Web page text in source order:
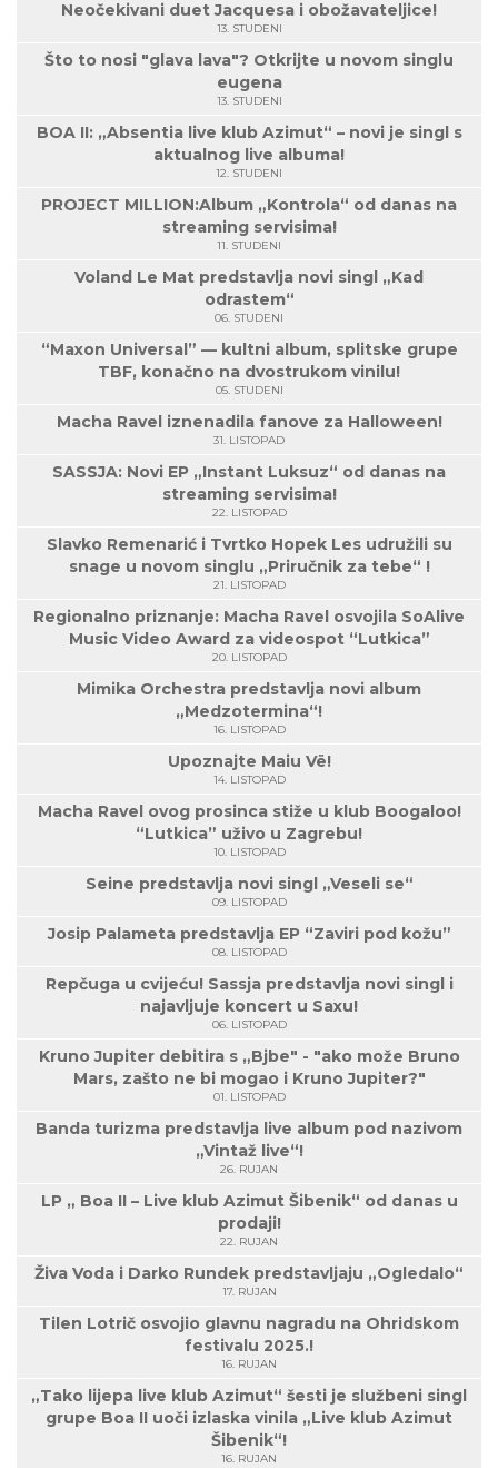
Neočekivani duet Jacquesa i obožavateljice!
13. STUDENI
Što to nosi "glava lava"? Otkrijte u novom singlu
eugena
13. STUDENI
BOA II: „Absentia live klub Azimut“ – novi je singl s
aktualnog live albuma!
12. STUDENI
PROJECT MILLION:Album „Kontrola“ od danas na
streaming servisima!
11. STUDENI
Voland Le Mat predstavlja novi singl „Kad
odrastem“
06. STUDENI
“Maxon Universal” — kultni album, splitske grupe
TBF, konačno na dvostrukom vinilu!
05. STUDENI
Macha Ravel iznenadila fanove za Halloween!
31. LISTOPAD
SASSJA: Novi EP „Instant Luksuz“ od danas na
streaming servisima!
22. LISTOPAD
Slavko Remenarić i Tvrtko Hopek Les udružili su
snage u novom singlu „Priručnik za tebe“ !
21. LISTOPAD
Regionalno priznanje: Macha Ravel osvojila SoAlive
Music Video Award za videospot “Lutkica”
20. LISTOPAD
Mimika Orchestra predstavlja novi album
„Medzotermina“!
16. LISTOPAD
Upoznajte Maiu Vë!
14. LISTOPAD
Macha Ravel ovog prosinca stiže u klub Boogaloo!
“Lutkica” uživo u Zagrebu!
10. LISTOPAD
Seine predstavlja novi singl „Veseli se“
09. LISTOPAD
Josip Palameta predstavlja EP “Zaviri pod kožu”
08. LISTOPAD
Repčuga u cvijeću! Sassja predstavlja novi singl i
najavljuje koncert u Saxu!
06. LISTOPAD
Kruno Jupiter debitira s „Bjbe" - "ako može Bruno
Mars, zašto ne bi mogao i Kruno Jupiter?"
01. LISTOPAD
Banda turizma predstavlja live album pod nazivom
„Vintaž live“!
26. RUJAN
LP „ Boa II – Live klub Azimut Šibenik“ od danas u
prodaji!
22. RUJAN
Živa Voda i Darko Rundek predstavljaju „Ogledalo“
17. RUJAN
Tilen Lotrič osvojio glavnu nagradu na Ohridskom
festivalu 2025.!
16. RUJAN
„Tako lijepa live klub Azimut“ šesti je službeni singl
grupe Boa II uoči izlaska vinila „Live klub Azimut
Šibenik“!
16. RUJAN